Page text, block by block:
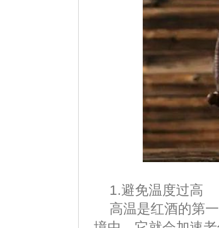
1.避免温度过高
高温是红酒的第一